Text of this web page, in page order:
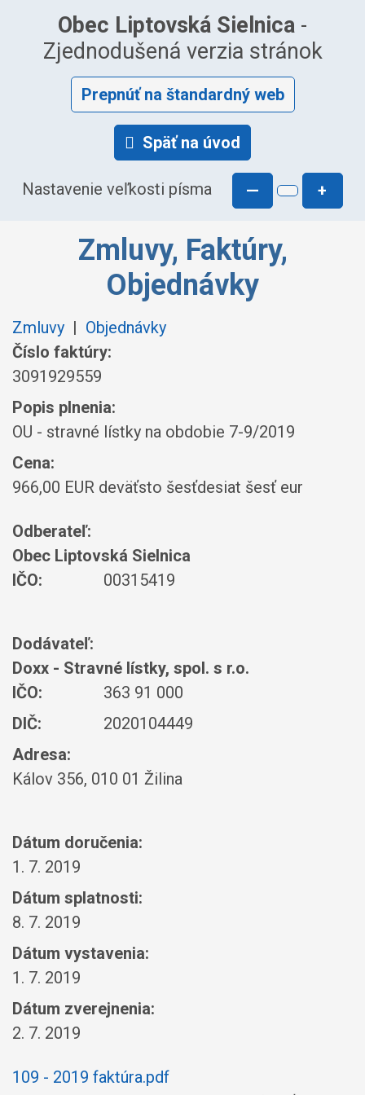
Obec Liptovská Sielnica -
Zjednodušená verzia stránok
Prepnúť na štandardný web
Späť na úvod
Nastavenie veľkosti písma — +
Zmluvy, Faktúry,
Objednávky
Zmluvy | Objednávky
Číslo faktúry:
3091929559
Popis plnenia:
OU - stravné lístky na obdobie 7-9/2019
Cena:
966,00 EUR deväťsto šesťdesiat šesť eur
Odberateľ:
Obec Liptovská Sielnica
IČO:
00315419
Dodávateľ:
Doxx - Stravné lístky, spol. s r.o.
IČO:
363 91 000
DIČ:
2020104449
Adresa:
Kálov 356, 010 01 Žilina
Dátum doručenia:
1. 7. 2019
Dátum splatnosti:
8. 7. 2019
Dátum vystavenia:
1. 7. 2019
Dátum zverejnenia:
2. 7. 2019
109 - 2019 faktúra.pdf